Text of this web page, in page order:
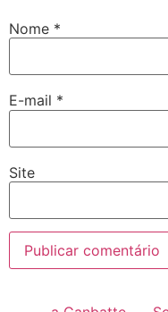
Nome *
E-mail *
Site